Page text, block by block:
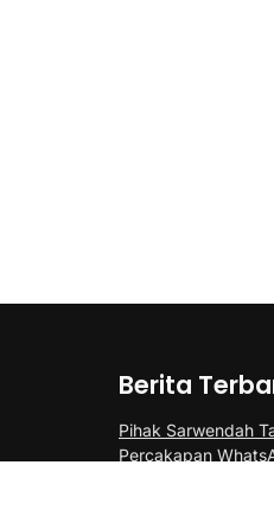
Berita
Pihak Sarwendah
Percakapan